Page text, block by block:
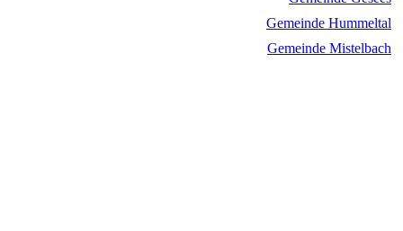
Gemeinde Hummeltal
Gemeinde Mistelbach